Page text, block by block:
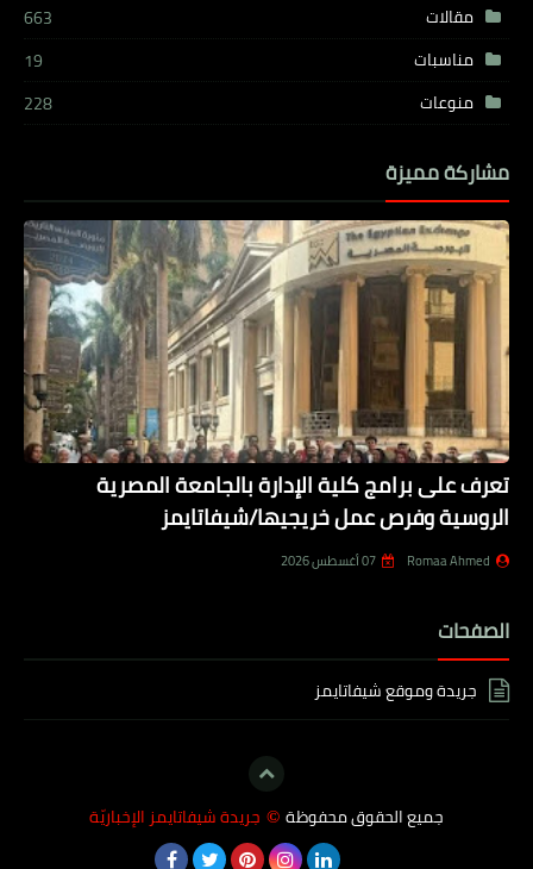
مقالات
663
مناسبات
19
منوعات
228
مشاركة مميزة
تعرف على برامج كلية الإدارة بالجامعة المصرية
الروسية وفرص عمل خريجيها/شيفاتايمز
Romaa Ahmed 07 أغسطس 2026
الصفحات
جريدة وموقع شيفاتايمز
جميع الحقوق محفوظة © جريدة شيفاتايمز الإخباريّة